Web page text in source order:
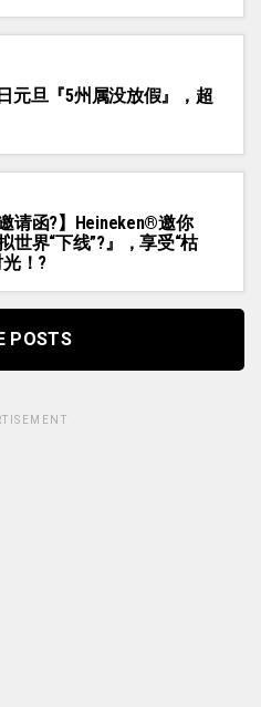
元旦『5州属没放假』，超
请函?】Heineken®邀你
世界“下线”?』，享受“枯
！?
POSTS